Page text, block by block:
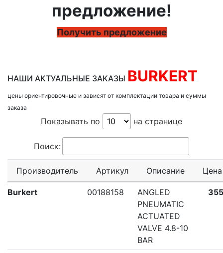
предложение!
Получить предложение
НАШИ АКТУАЛЬНЫЕ ЗАКАЗЫ BURKERT
цены ориентировочные и зависят от комплектации товара и суммы
заказа
Показывать по на странице
Поиск:
Производитель Артикул Описание Цена
Burkert 00188158
ANGLED
PNEUMATIC
ACTUATED
VALVE 4.8-10
BAR